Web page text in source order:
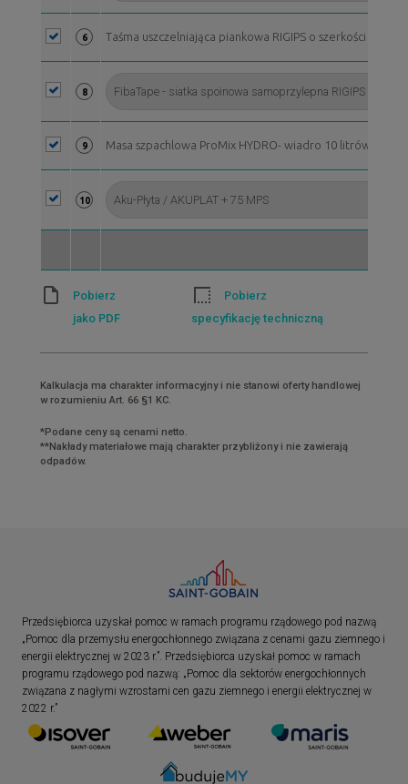
6 Taśma uszczelniająca piankowa RIGIPS o szerkości 50
8
9 Masa szpachlowa ProMix HYDRO- wiadro 10 litrów*
10
Pobierz
jako PDF
Pobierz
specyfikację techniczną
Kalkulacja ma charakter informacyjny i nie stanowi oferty handlowej
w rozumieniu Art. 66 §1 KC.
*Podane ceny są cenami netto.
**Nakłady materiałowe mają charakter przybliżony i nie zawierają
odpadów.
Przedsiębiorca uzyskał pomoc w ramach programu rządowego pod nazwą
„Pomoc dla przemysłu energochłonnego związana z cenami gazu ziemnego i
energii elektrycznej w 2023 r.”. Przedsiębiorca uzyskał pomoc w ramach
programu rządowego pod nazwą: „Pomoc dla sektorów energochłonnych
związana z nagłymi wzrostami cen gazu ziemnego i energii elektrycznej w
2022 r.”